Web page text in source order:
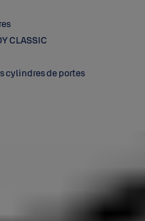
CLASSIC
cylindres de portes